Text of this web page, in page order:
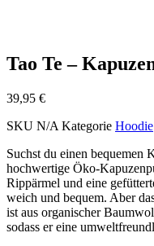
Tao Te –
39,95 €
SKU N/A Kategorie Hoodie
Suchst du einen bequemen
hochwertige Öko-
Rippärmel und eine
weich und bequem. Aber
ist aus organischer
sodass er eine